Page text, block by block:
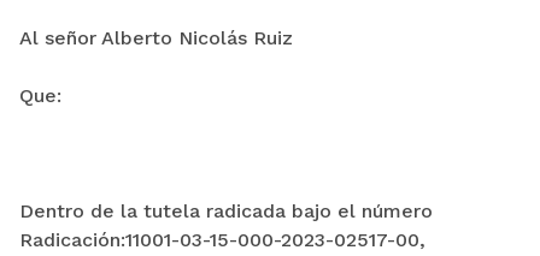
Al señor Alberto Nicolás Ruiz
Que:
Dentro de la tutela radicada bajo el número
Radicación:11001-03-15-000-2023-02517-00,